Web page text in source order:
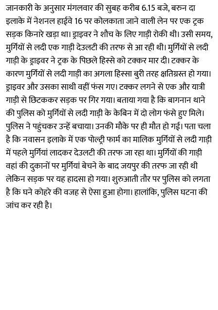
जानकारी के अनुसार मंगलवार की सुबह करीब 6.15 बजे, बरुन दा
इलाके में नेशनल हाईवे 16 पर कोलकाता जाने वाली लेन पर एक ट्रक
सड़क किनारे खड़ा था। ड्राइवर ने शौच के लिए गाड़ी रोकी थी। उसी समय,
मुर्गियों से लदी एक गाड़ी देउलटी की तरफ से आ रही थी। मुर्गियों से लदी
गाड़ी के ड्राइवर ने ट्रक के पिछले हिस्से को टक्कर मार दी। टक्कर के
कारण मुर्गियों से लदी गाड़ी का अगला हिस्सा बुरी तरह क्षतिग्रस्त हो गया।
ड्राइवर और उसका साथी वहीं फंस गए। टक्कर लगने से एक और यात्री
गाड़ी से छिटककर सड़क पर गिर गया। बताया गया है कि बागनान थाने
की पुलिस को मुर्गियों से लदी गाड़ी के केबिन में दो लोग फंसे हुए मिले।
पुलिस ने पहुंचकर उन्हें बचाया। उनकी मौके पर ही मौत हो गई। पता चला
है कि नवासन इलाके में एक पोल्ट्री फार्म का मालिक मुर्गियों से लदी गाड़ी
में पहले मुर्गियां लादकर देउलटी की तरफ जा रहा था। मुर्गियों की गाड़ी
वहां की दुकानों पर मुर्गियां बेचने के बाद जयपुर की तरफ जा रही थी
लेकिन सड़क पर यह हादसा हो गया। शुरुआती तौर पर पुलिस को लगता
है कि घने कोहरे की वजह से ऐसा हुआ होगा। हालांकि, पुलिस घटना की
जांच कर रही है।